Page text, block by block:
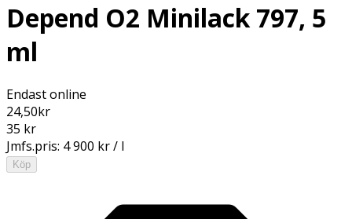
Depend O2 Minilack 797, 5
ml
Endast online
24,50kr
35 kr
Jmfs.pris: 4 900 kr / l
Köp